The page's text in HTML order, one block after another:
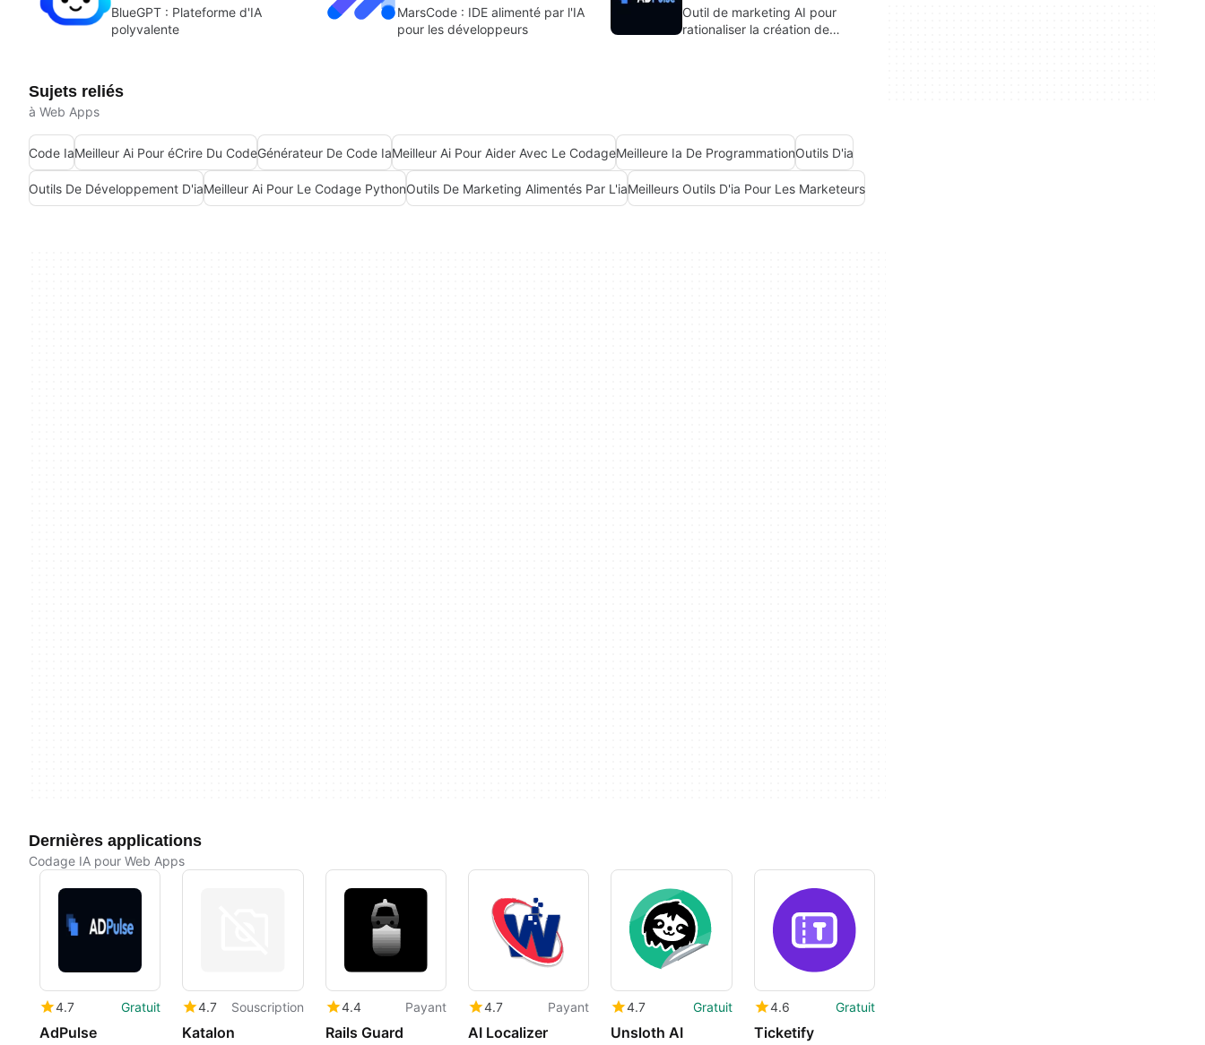
BlueGPT : Plateforme d'IA
polyvalente
MarsCode : IDE alimenté par l'IA
pour les développeurs
Outil de marketing AI pour
rationaliser la création de
Sujets reliés
à Web Apps
Code IaMeilleur Ai Pour éCrire Du CodeGénérateur De Code IaMeilleur Ai Pour Aider Avec Le CodageMeilleure Ia De ProgrammationOutils D'ia
Outils De Développement D'iaMeilleur Ai Pour Le Codage PythonOutils De Marketing Alimentés Par L'iaMeilleurs Outils D'ia Pour Les Marketeurs
Dernières applications
Codage IA pour Web Apps
4.7 Gratuit
AdPulse
4.7 Souscription
Katalon
4.4 Payant
Rails Guard
4.7 Payant
AI Localizer
4.7 Gratuit
Unsloth AI
4.6 Gratuit
Ticketify